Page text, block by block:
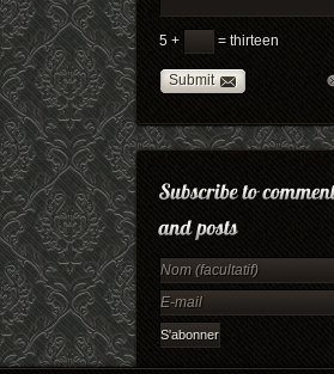
5 + = thirteen
Submit